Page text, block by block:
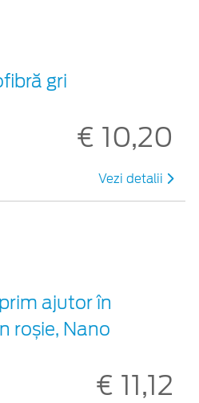
gri
€ 10,20
Vezi detalii
ajutor în
roșie, Nano
€ 11,12